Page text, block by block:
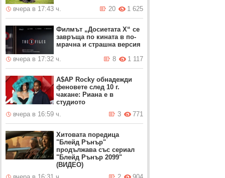
вчера в 17:43 ч.
1 625
20
Филмът „Досиетата Х“ се
завръща по кината в по-
мрачна и страшна версия
вчера в 17:32 ч.
1 117
8
A$AP Rocky обнадежди
феновете след 10 г.
чакане: Риана е в
студиото
вчера в 16:59 ч.
771
3
Хитовата поредица
"Блейд Рънър"
продължава със сериал
"Блейд Рънър 2099"
(ВИДЕО)